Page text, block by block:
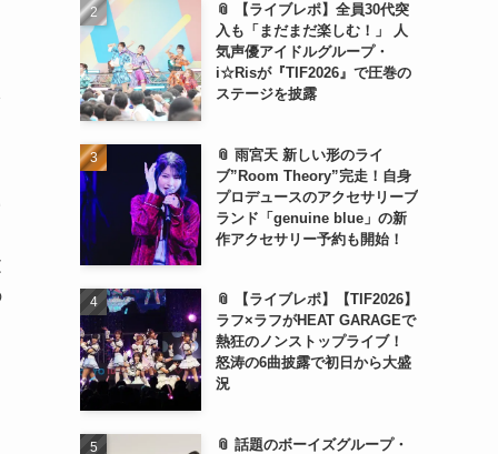
📎 【ライブレポ】全員30代突
入も「まだまだ楽しむ！」 人
気声優アイドルグループ・
i☆Risが『TIF2026』で圧巻の
ステージを披露
📎 雨宮天 新しい形のライ
ブ”Room Theory”完走！自身
プロデュースのアクセサリーブ
ランド「genuine blue」の新
作アクセサリー予約も開始！
📎 【ライブレポ】【TIF2026】
ラフ×ラフがHEAT GARAGEで
熱狂のノンストップライブ！
怒涛の6曲披露で初日から大盛
況
📎 話題のボーイズグループ・